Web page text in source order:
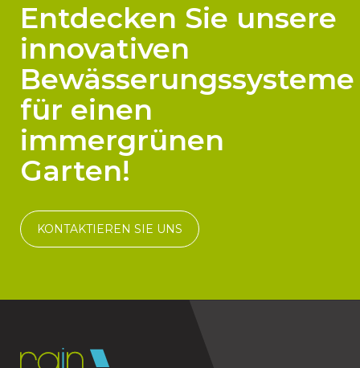
Entdecken Sie unsere
innovativen
Bewässerungssysteme
für einen
immergrünen
Garten!
KONTAKTIEREN SIE UNS